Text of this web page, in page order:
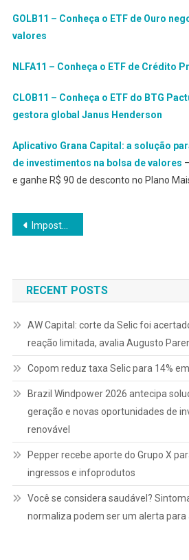
GOLB11 – Conheça o ETF de Ouro
valores
NLFA11 – Conheça o ETF de Crédito
CLOB11 – Conheça o ETF do BTG
gestora global Janus Henderson
Aplicativo Grana Capital: a solução
de investimentos na bolsa de valores
e ganhe R$ 90 de desconto no Plano
Navegação
Post
Imposto Seletivo é penalidade ou oportunidade?
RECENT POSTS
AW Capital: corte da Selic foi
reação limitada, avalia Augusto
Copom reduz taxa Selic para 14%
Brazil Windpower 2026 antecipa
geração e novas oportunidades de
renovável
Pepper recebe aporte do Grupo X
ingressos e infoprodutos
Você se considera saudável?
normaliza podem ser um alerta para